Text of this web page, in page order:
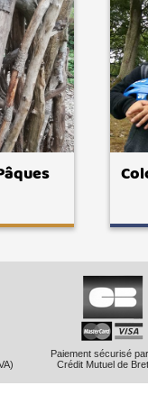
Paiement sécurisé
Crédit Mutuel de